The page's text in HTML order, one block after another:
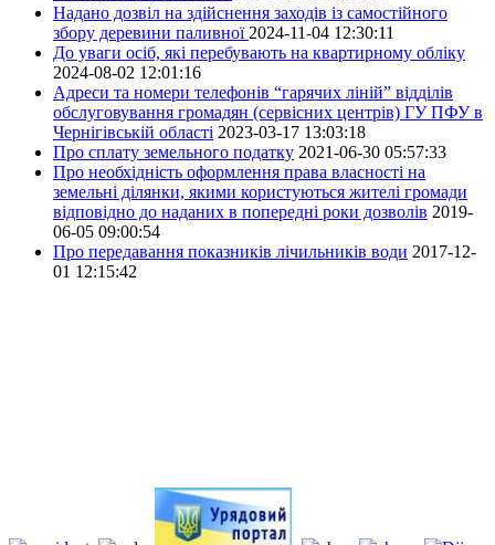
Надано дозвіл на здійснення заходів із самостійного
збору деревини паливної 2024-11-04 12:30:11
До уваги осіб, які перебувають на квартирному обліку
2024-08-02 12:01:16
Адреси та номери телефонів “гарячих ліній” відділів
обслуговування громадян (сервісних центрів) ГУ ПФУ в
Чернігівській області 2023-03-17 13:03:18
Про сплату земельного податку 2021-06-30 05:57:33
Про необхідність оформлення права власності на
земельні ділянки, якими користуються жителі громади
відповідно до наданих в попередні роки дозволів 2019-
06-05 09:00:54
Про передавання показників лічильників води 2017-12-
01 12:15:42